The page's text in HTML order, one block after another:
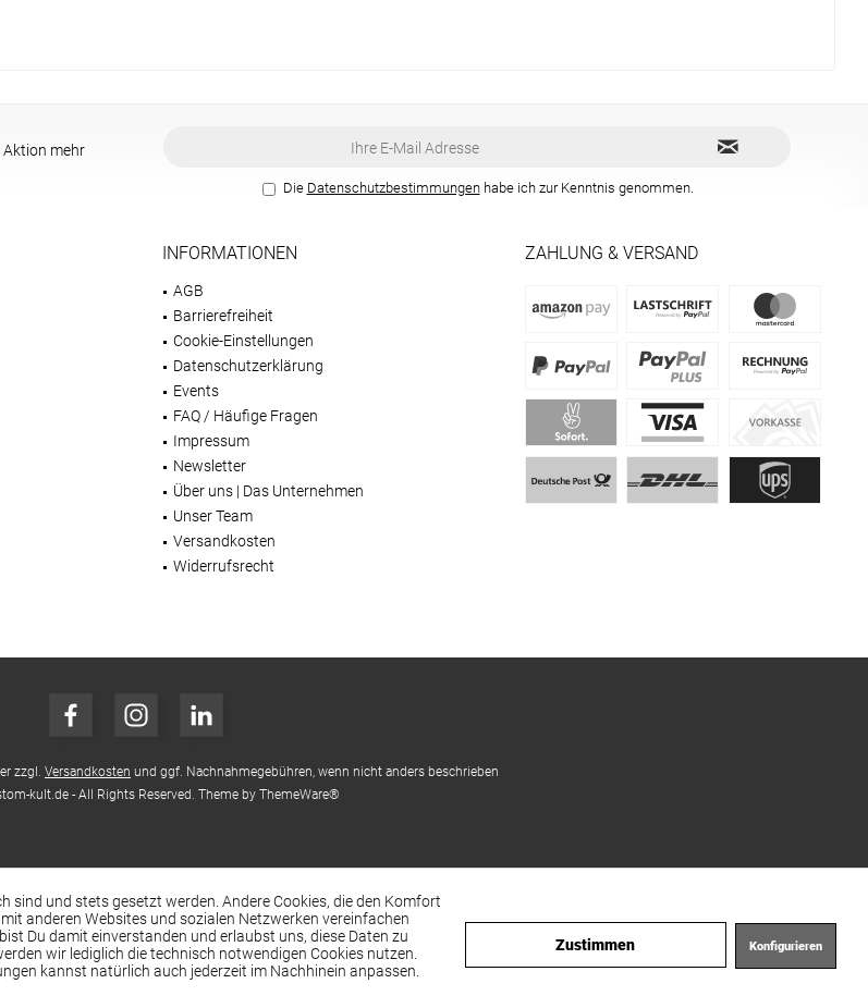
Aktion mehr
Die Datenschutzbestimmungenhabe ich zur Kenntnis genommen.
INFORMATIONEN
AGB
Barrierefreiheit
Cookie-Einstellungen
Datenschutzerklärung
Events
FAQ / Häufige Fragen
Impressum
Newsletter
Über uns | Das Unternehmen
Unser Team
Versandkosten
Widerrufsrecht
ZAHLUNG & VERSAND
zzgl. Versandkosten und ggf. Nachnahmegebühren, wenn nicht anders beschrieben
kult.de - All Rights Reserved. Theme by ThemeWare®
sind und stets gesetzt werden. Andere Cookies, die den Komfort
anderen Websites und sozialen Netzwerken vereinfachen
Du damit einverstanden und erlaubst uns, diese Daten zu
wir lediglich die technisch notwendigen Cookies nutzen.
kannst natürlich auch jederzeit im Nachhinein anpassen.
Zustimmen Konfigurieren